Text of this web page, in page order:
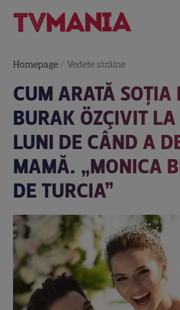
Homepage /Vedete străine
CUM ARATĂ SOȚIA
BURAK ÖZÇIVIT
LUNI DE CÂND A
MAMĂ. „MONICA
DE TURCIA”